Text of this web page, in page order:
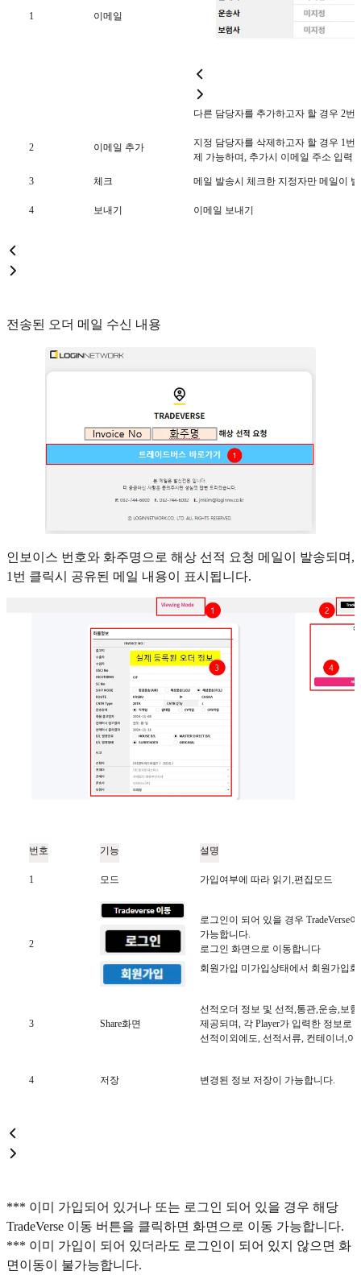
1 이메일
다른 담당자를 추가하고자 할 경우 2
2 이메일 추가
지정 담당자를 삭제하고자 할 경우 1
제 가능하며, 추가시 이메일 주소 입력
3 체크 메일 발송시 체크한 지정자만 메일이
4 보내기 이메일 보내기
전송된 오더 메일 수신 내용
인보이스 번호와 화주명으로 해상 선적 요청 메일이 발송되며,
1번 클릭시 공유된 메일 내용이 표시됩니다.
번호 기능 설명
1 모드 가입여부에 따라 읽기,편집모드
2
로그인이 되어 있을 경우 TradeVerse
가능합니다.
로그인 화면으로 이동합니다
회원가입 미가입상태에서 회원가입
3 Share화면
선적오더 정보 및 선적,통관,운송,보
제공되며, 각 Player가 입력한 정보로
선적이외에도, 선적서류, 컨테이너,이
4 저장 변경된 정보 저장이 가능합니다.
*** 이미 가입되어 있거나 또는 로그인 되어 있을 경우 해당
TradeVerse 이동 버튼을 클릭하면 화면으로 이동 가능합니다.
*** 이미 가입이 되어 있더라도 로그인이 되어 있지 않으면 화
면이동이 불가능합니다.